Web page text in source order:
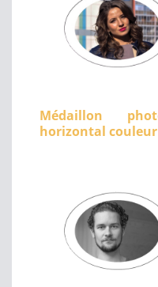
Médaillon
horizontal